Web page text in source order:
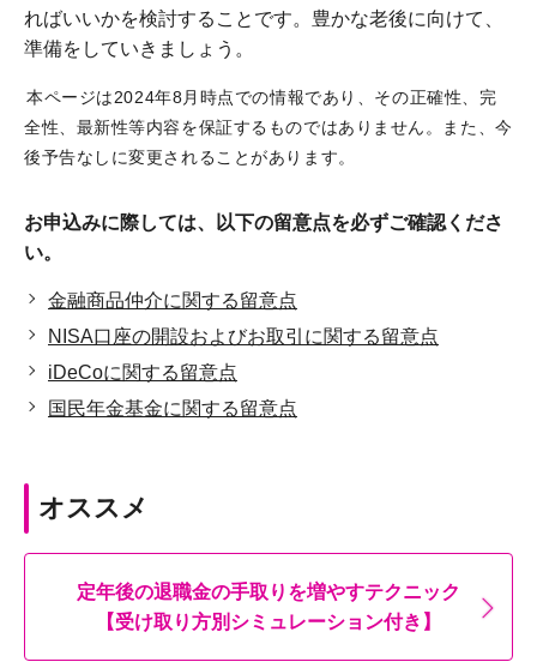
ればいいかを検討することです。豊かな老後に向けて、
準備をしていきましょう。
本ページは2024年8月時点での情報であり、その正確性、完
全性、最新性等内容を保証するものではありません。また、今
後予告なしに変更されることがあります。
お申込みに際しては、以下の留意点を必ずご確認くださ
い。
金融商品仲介に関する留意点
NISA口座の開設およびお取引に関する留意点
iDeCoに関する留意点
国民年金基金に関する留意点
オススメ
定年後の退職金の手取りを増やすテクニック
【受け取り方別シミュレーション付き】